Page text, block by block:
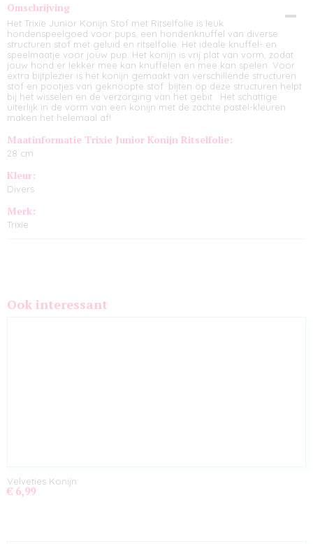
Omschrijving
Het Trixie Junior Konijn Stof met Ritselfolie is leuk
hondenspeelgoed voor pups, een hondenknuffel van diverse
structuren stof met geluid en ritselfolie. Het ideale knuffel- en
speelmaatje voor jouw pup. Het konijn is vrij plat van vorm, zodat
jouw hond er lekker mee kan knuffelen en mee kan spelen. Voor
extra bijtplezier is het konijn gemaakt van verschillende structuren
stof en pootjes van geknoopte stof: bijten op deze structuren helpt
bij het wisselen en de verzorging van het gebit. Het schattige
uiterlijk in de vorm van een konijn met de zachte pastel-kleuren
maken het helemaal af!
Maatinformatie Trixie Junior Konijn Ritselfolie:
28 cm
Kleur:
Divers
Merk:
Trixie
Ook interessant
Velveties Konijn
€ 6,99